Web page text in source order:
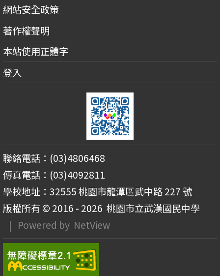
網站安全政策
著作權聲明
本站使用正體字
登入
聯絡電話：(03)4806468
傳真電話：(03)4092811
學校地址：32555 桃園市龍潭區武中路 227 號
版權所有 © 2016 - 2026 桃園市立武漢國民中學
| Powered by NetView